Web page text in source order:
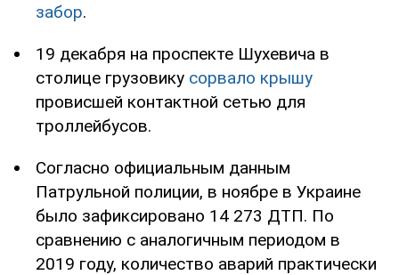
забор.
19 декабря на проспекте Шухевича в
столице грузовику сорвало крышу
провисшей контактной сетью для
троллейбусов.
Согласно официальным данным
Патрульной полиции, в ноябре в Украине
было зафиксировано 14 273 ДТП. По
сравнению с аналогичным периодом в
2019 году, количество аварий практически